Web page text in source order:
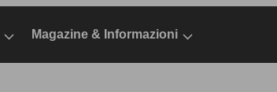
Magazine & Informazioni